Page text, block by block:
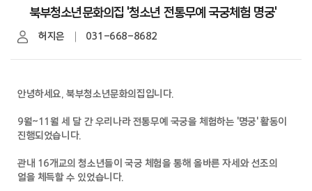
북부청소년문화의집 '청소년 전통무예 국궁체험 명궁'
허지은 031-668-8682
안녕하세요, 북부청소년문화의집입니다.
9월~11월 세 달 간 우리나라 전통무예 국궁을 체험하는 '명궁' 활동이
진행되었습니다.
관내 16개교의 청소년들이 국궁 체험을 통해 올바른 자세와 선조의
얼을 체득할 수 있었습니다.